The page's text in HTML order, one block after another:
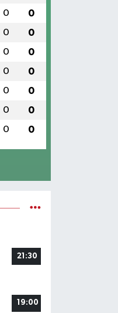
0 0
0 0
0 0
0 0
0 0
0 0
0 0
21:30
19:00